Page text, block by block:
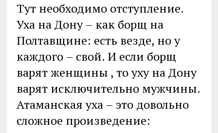
Тут необходимо отступление.
Уха на Дону – как борщ на
Полтавщине: есть везде, но у
каждого – свой. И если борщ
варят женщины , то уху на Дону
варят исключительно мужчины.
Атаманская уха – это довольно
сложное произведение: